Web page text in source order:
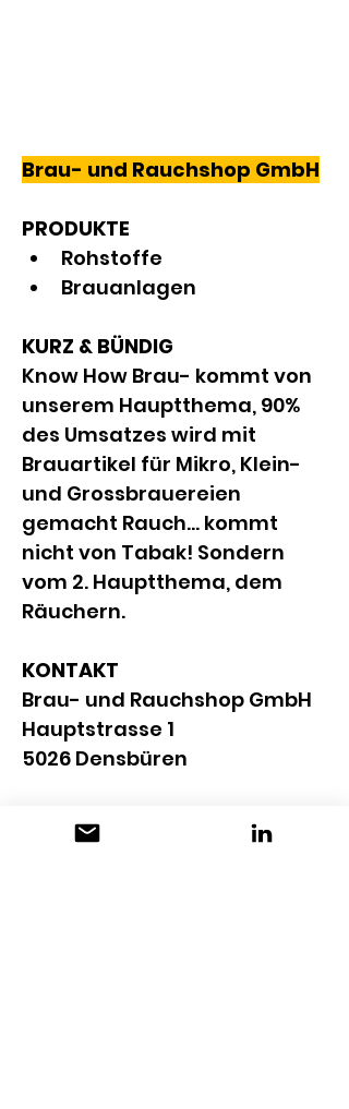
Brau- und Rauchshop GmbH
PRODUKTE
Rohstoffe
Brauanlagen
KURZ & BÜNDIG
Know How Brau- kommt von
unserem Hauptthema, 90%
des Umsatzes wird mit
Brauartikel für Mikro, Klein-
und Grossbrauereien
gemacht Rauch... kommt
nicht von Tabak! Sondern
vom 2. Hauptthema, dem
Räuchern.
KONTAKT
Brau- und Rauchshop GmbH
Hauptstrasse 1
5026 Densbüren
+41 56 666 35 18
info@brauundrauchshop.ch